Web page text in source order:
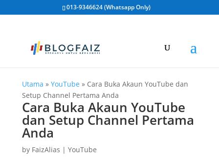
013-9346624 (Whatsapp Only)
Utama » YouTube » Cara Buka Akaun YouTube dan
Setup Channel Pertama Anda
Cara Buka Akaun YouTube
dan Setup Channel Pertama
Anda
by FaizAlias | YouTube